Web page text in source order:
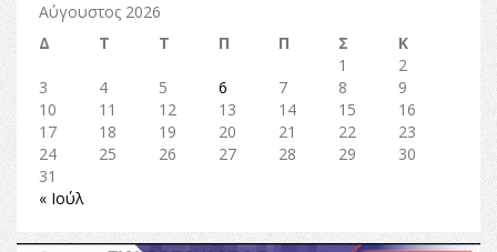
Αύγουστος 2026
Δ
Τ Τ Π Π Σ
Κ
1
2
3
4 5 6 7 8
9
10
11 12 13 14 15
16
17
18 19 20 21 22
23
24
25 26 27 28 29
30
31
« Ιούλ